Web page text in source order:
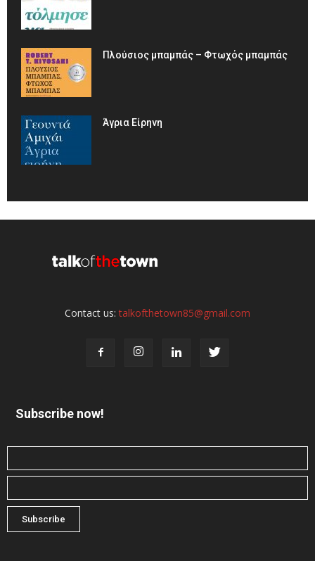
Πλούσιος μπαμπάς – Φτωχός μπαμπάς
Άγρια Είρηνη
Contact us:talkofthetown85@gmail.com
Subscribe now!